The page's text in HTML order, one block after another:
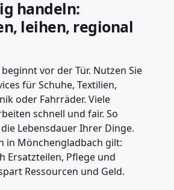
handeln:
leihen, regional
vor der Tür. Nutzen Sie
für Schuhe, Textilien,
oder Fahrräder. Viele
schnell und fair. So
Lebensdauer Ihrer Dinge.
in Mönchengladbach gilt:
Ersatzteilen, Pflege und
Ressourcen und Geld.